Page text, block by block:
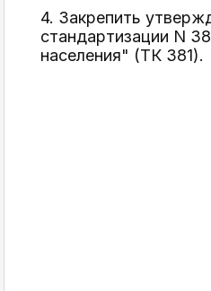
4. Закрепить
стандартизации N
населения" (ТК 381).